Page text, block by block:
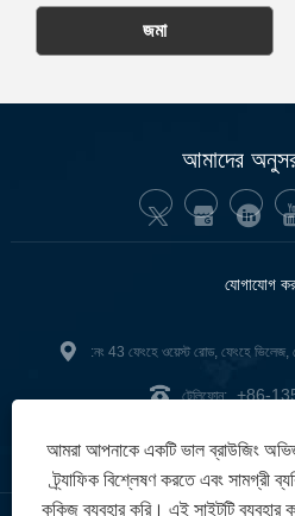
জমা
আমাদের
যোগাযোগ
:নং 43 ফেংহে ওয়েস্ট রোড, ফেংহে ভিলেজ,
টেলিফোন: +86-
আমরা আপনাকে একটি ভাল ব্রাউজিং
ট্র্যাফিক বিশ্লেষণ করতে এবং সামগ্রী
কুকিজ ব্যবহার করি। এই সাইটটি ব্যবহার